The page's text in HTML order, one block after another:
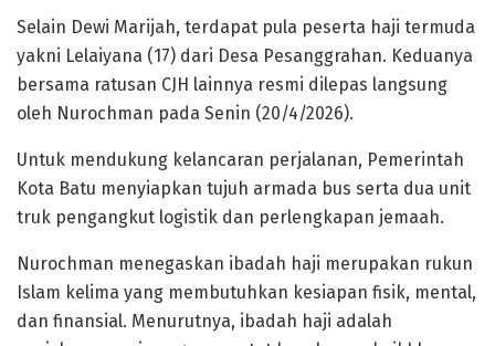
Selain Dewi Marijah, terdapat pula peserta haji termuda
yakni Lelaiyana (17) dari Desa Pesanggrahan. Keduanya
bersama ratusan CJH lainnya resmi dilepas langsung
oleh Nurochman pada Senin (20/4/2026).
Untuk mendukung kelancaran perjalanan, Pemerintah
Kota Batu menyiapkan tujuh armada bus serta dua unit
truk pengangkut logistik dan perlengkapan jemaah.
Nurochman menegaskan ibadah haji merupakan rukun
Islam kelima yang membutuhkan kesiapan fisik, mental,
dan finansial. Menurutnya, ibadah haji adalah